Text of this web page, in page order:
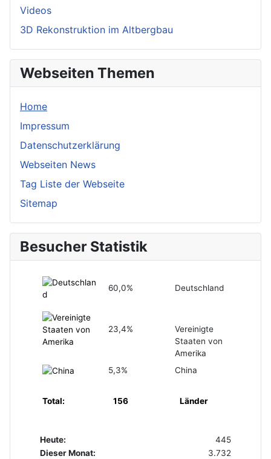
Videos
3D Rekonstruktion im Altbergbau
Webseiten Themen
Home
Impressum
Datenschutzerklärung
Webseiten News
Tag Liste der Webseite
Sitemap
Besucher Statistik
60,0% Deutschland
23,4%
Vereinigte
Staaten von
Amerika
5,3%
China
Total: 156 Länder
Heute:
445
Dieser Monat:
3.732